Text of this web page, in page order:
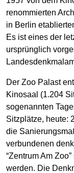
renommierten
in Berlin
Es ist eines der
ursprünglich
Der Zoo Palast
Kinosaal (1.204
sogenannten
Sitzplätze, heute:
die
verbundenen
“Zentrum Am
werden. Die